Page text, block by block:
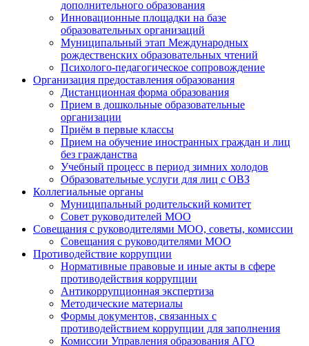
дополнительного образования
Инновационные площадки на базе
образовательных организаций
Муниципальный этап Международных
рождественских образовательных чтений
Психолого-педагогическое сопровождение
Организация предоставления образования
Дистанционная форма образования
Прием в дошкольные образовательные
организации
Приём в первые классы
Прием на обучение иностранных граждан и лиц
без гражданства
Учебный процесс в период зимних холодов
Образовательные услуги для лиц с ОВЗ
Коллегиальные органы
Муниципальный родительский комитет
Совет руководителей МОО
Совещания с руководителями МОО, советы, комиссии
Совещания с руководителями МОО
Противодействие коррупции
Нормативные правовые и иные акты в сфере
противодействия коррупции
Антикоррупционная экспертиза
Методические материалы
Формы документов, связанных с
противодействием коррупции для заполнения
Комиссии Управления образования АГО